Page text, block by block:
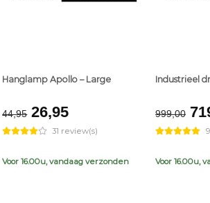
Hanglamp Apollo – Large
44,95 Original
price
was:
€44,95.
26,95Current
price
is:
€26,95.
31 review(s)
Voor 16.00u, vandaag verzonden
Industrieel
999,00
Voor 16.00u,